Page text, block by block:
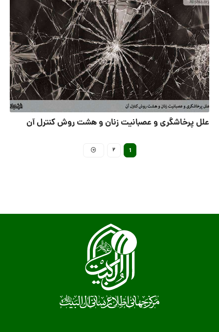
علل پرخاشگری و عصبانیت زنان و هشت روش کنترل آن
1
2